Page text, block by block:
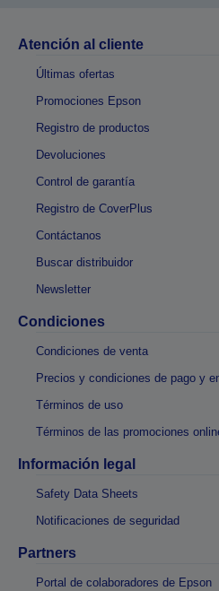
Atención al cliente
Últimas ofertas
Promociones Epson
Registro de productos
Devoluciones
Control de garantía
Registro de CoverPlus
Contáctanos
Buscar distribuidor
Newsletter
Condiciones
Condiciones de venta
Precios y condiciones de pago y
Términos de uso
Términos de las promociones
Información legal
Safety Data Sheets
Notificaciones de seguridad
Partners
Portal de colaboradores de Epson